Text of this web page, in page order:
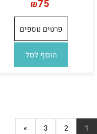
₪75
פרטים נוספים
הוסף לסל
1
2
3
»